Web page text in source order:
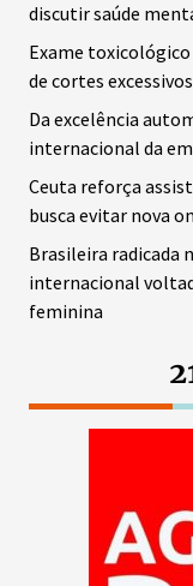
discutir saúde
Exame toxicológico
de cortes
Da excelência
internacional da
Ceuta reforça
busca evitar nova
Brasileira radicada
internacional
feminina